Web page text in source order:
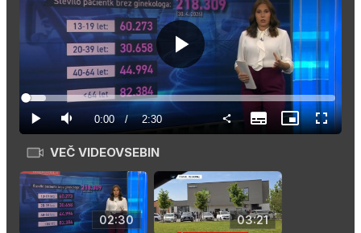
Predvajaj
PredvajajTiho Current
Time
0:00 / Duration
2:30
Loaded:
SubtitlesSlika
v
način
VEČ VIDEOVSEBIN
02:30 03:21